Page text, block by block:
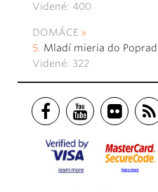
Videné: 400
DOMÁCE
Mladí mieria do
Videné: 322